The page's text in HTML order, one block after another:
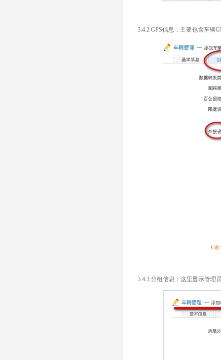
3.4.2 GPS信息：主要包含车辆
3.4.3 分组信息：这里显示管理